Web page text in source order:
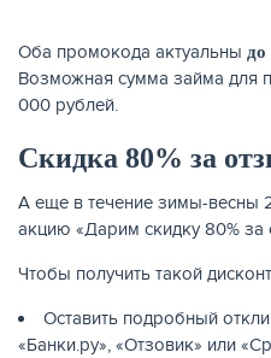
Оба промокода актуальны до
Возможная сумма займа для
000 рублей.
Скидка 80% за
А еще в течение зимы-весны
акцию «Дарим скидку 80% за
Чтобы получить такой
Оставить подробный
«Банки.ру», «Отзовик» или